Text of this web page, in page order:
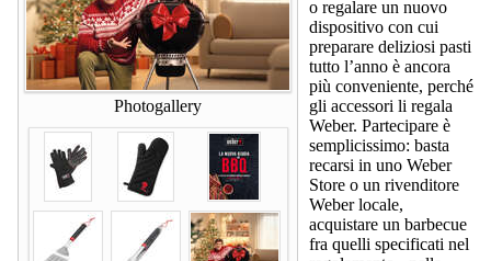
Photogallery
o regalare un nuovo
dispositivo con cui
preparare deliziosi pasti
tutto l’anno è ancora
più conveniente, perché
gli accessori li regala
Weber. Partecipare è
semplicissimo: basta
recarsi in uno Weber
Store o un rivenditore
Weber locale,
acquistare un barbecue
fra quelli specificati nel